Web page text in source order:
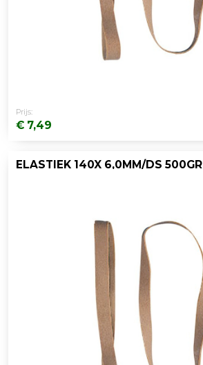
Prijs:
€ 7,49
ELASTIEK 140X 6,0MM/DS 500GR